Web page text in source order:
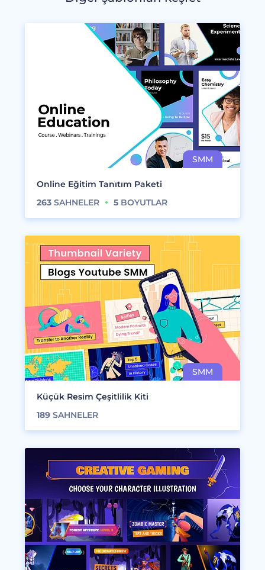
Online Eğitim Tanıtım Paketi
263 SAHNELER 5 BOYUTLAR
Küçük Resim Çeşitlilik Kiti
189 SAHNELER